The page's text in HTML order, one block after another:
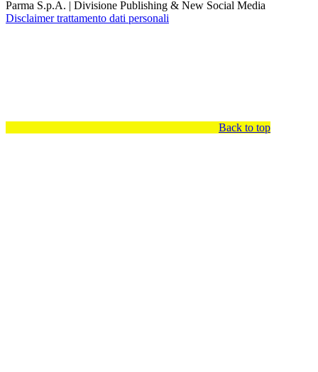
Parma S.p.A. | Divisione Publishing & New Social Media
Disclaimer trattamento dati personali
Back to top